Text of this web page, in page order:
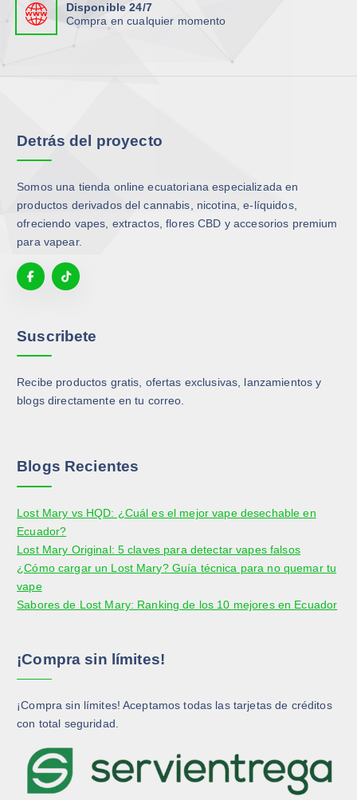
Disponible 24/7
Compra en cualquier momento
Detrás del proyecto
Somos una tienda online ecuatoriana especializada en
productos derivados del cannabis, nicotina, e-líquidos,
ofreciendo vapes, extractos, flores CBD y accesorios premium
para vapear.
Suscribete
Recibe productos gratis, ofertas exclusivas, lanzamientos y
blogs directamente en tu correo.
Blogs Recientes
Lost Mary vs HQD: ¿Cuál es el mejor vape desechable en
Ecuador?
Lost Mary Original: 5 claves para detectar vapes falsos
¿Cómo cargar un Lost Mary? Guía técnica para no quemar tu
vape
Sabores de Lost Mary: Ranking de los 10 mejores en Ecuador
¡Compra sin límites!
¡Compra sin límites! Aceptamos todas las tarjetas de créditos
con total seguridad.